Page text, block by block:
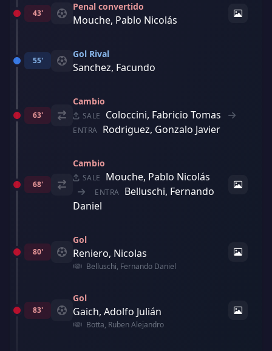
43'
Penal convertido
Mouche, Pablo Nicolás
55'
Gol Rival
Sanchez, Facundo
63'
Cambio
SALE Coloccini, Fabricio Tomas
ENTRA Rodriguez, Gonzalo Javier
68'
Cambio
SALE Mouche, Pablo Nicolás
ENTRA Belluschi, Fernando
Daniel
80'
Gol
Reniero, Nicolas
Belluschi, Fernando Daniel
83'
Gol
Gaich, Adolfo Julián
Botta, Ruben Alejandro